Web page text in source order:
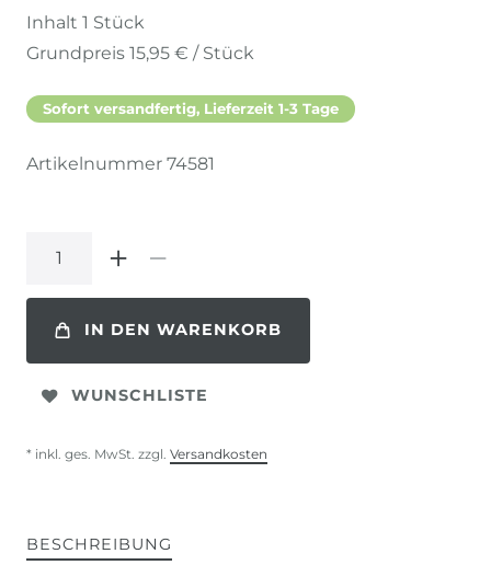
Inhalt 1 Stück
Grundpreis 15,95 € / Stück
Sofort versandfertig, Lieferzeit 1-3 Tage
Artikelnummer 74581
IN DEN WARENKORB
WUNSCHLISTE
* inkl. ges. MwSt. zzgl. Versandkosten
BESCHREIBUNG